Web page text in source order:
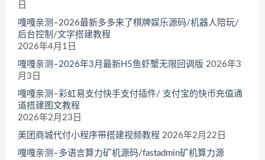
日
嘎嘎亲测–2026最新多多来了棋牌娱乐源码/机器人陪玩/
后台控制/文字搭建教程
2026年4月1日
嘎嘎亲测–2026年3月最新H5鱼虾蟹无限回调版 2026年3
月3日
嘎嘎亲测–彩虹易支付快手支付插件/ 支付宝的快币充值通
道搭建图文教程
2026年2月23日
美团商城代付小程序带搭建视频教程 2026年2月22日
嘎嘎亲测–多语言算力矿机源码/fastadmin矿机算力源